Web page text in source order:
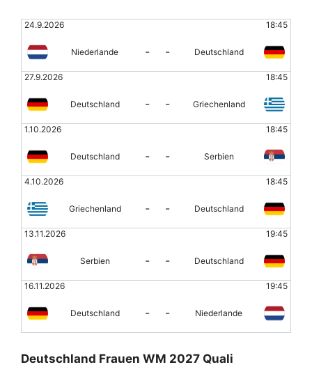
24.9.2026 18:45
Niederlande - - Deutschland
27.9.2026 18:45
Deutschland - - Griechenland
1.10.2026 18:45
Deutschland - - Serbien
4.10.2026 18:45
Griechenland - - Deutschland
13.11.2026 19:45
Serbien - - Deutschland
16.11.2026 19:45
Deutschland - - Niederlande
Deutschland Frauen WM 2027 Quali